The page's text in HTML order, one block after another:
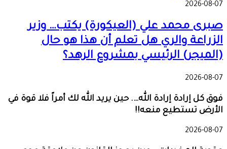
2026-08-07
صبرى محمد علي (العيكورة) يكتب… وزير
الزراعة والري هل تعلم أن هذا هو حال
(الميجر) الرئيسي بمشروع الرهد؟
2026-08-07
فوق كل إرادة إرادة الله…. حين يريد الله لك أمراً فلا قوة في
الأرض تستطيع منعه!!
2026-08-07